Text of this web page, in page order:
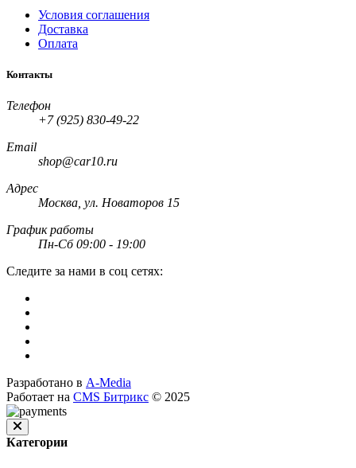
Условия соглашения
Доставка
Оплата
Контакты
Телефон
+7 (925) 830-49-22
Email
shop@car10.ru
Адрес
Москва, ул. Новаторов 15
График работы
Пн-Сб 09:00 - 19:00
Следите за нами в соц сетях:
Разработано в A-Media
Работает на CMS Битрикс © 2025
Категории